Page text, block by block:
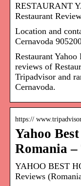
RESTAURANT
Restaurant
Location and
Cernavoda
Restaurant Yahoo
reviews of
Tripadvisor and
Cernavoda.
https://
Yahoo
Romania
YAHOO BEST
Reviews